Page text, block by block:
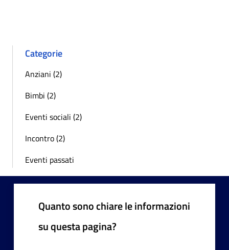
Categorie
Anziani (2)
Bimbi (2)
Eventi sociali (2)
Incontro (2)
Eventi passati
Quanto sono chiare le informazioni
su questa pagina?